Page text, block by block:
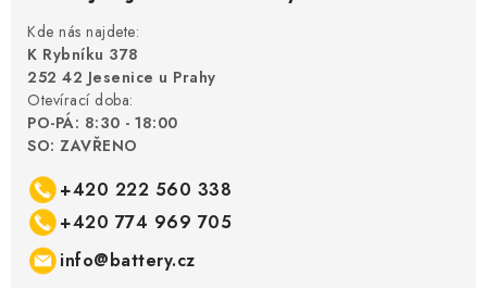
Kde nás najdete:
K Rybníku 378
252 42 Jesenice u Prahy
Otevírací doba:
PO-PÁ: 8:30 - 18:00
SO: ZAVŘENO
+420 222 560 338
+420 774 969 705
info@battery.cz